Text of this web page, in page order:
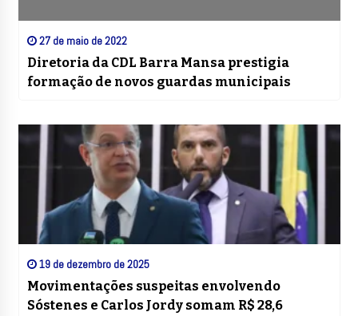
27 de maio de 2022
Diretoria da CDL Barra Mansa prestigia
formação de novos guardas municipais
19 de dezembro de 2025
Movimentações suspeitas envolvendo
Sóstenes e Carlos Jordy somam R$ 28,6